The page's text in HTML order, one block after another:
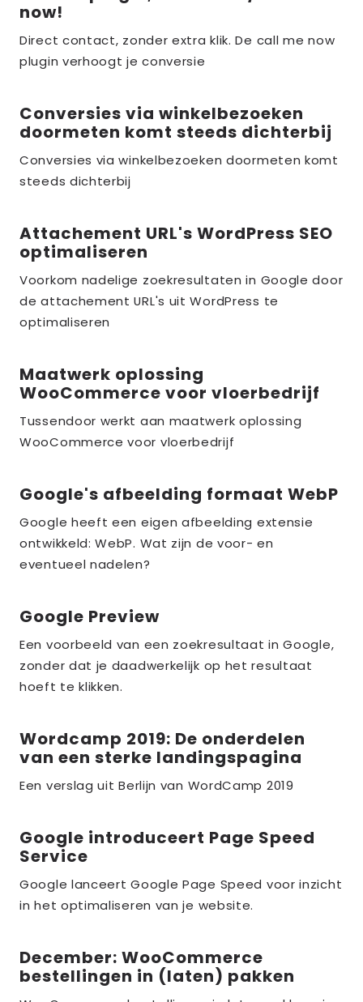
meer
over
the_title;
now!
Direct contact, zonder extra klik. De call me now
plugin verhoogt je conversie
Lees
meer
over
the_title;
Conversies via winkelbezoeken
doormeten komt steeds dichterbij
Conversies via winkelbezoeken doormeten komt
steeds dichterbij
Lees
meer
over
the_title;
Attachement URL's WordPress SEO
optimaliseren
Voorkom nadelige zoekresultaten in Google door
de attachement URL's uit WordPress te
optimaliseren
Lees
meer
over
the_title;
Maatwerk oplossing
WooCommerce voor vloerbedrijf
Tussendoor werkt aan maatwerk oplossing
WooCommerce voor vloerbedrijf
Lees
meer
over
the_title;
Google's afbeelding formaat WebP
Google heeft een eigen afbeelding extensie
ontwikkeld: WebP. Wat zijn de voor- en
eventueel nadelen?
Lees
meer
over
the_title;
Google Preview
Een voorbeeld van een zoekresultaat in Google,
zonder dat je daadwerkelijk op het resultaat
hoeft te klikken.
Lees
meer
over
Wordcamp 2019: De onderdelen
van een sterke landingspagina
Een verslag uit Berlijn van WordCamp 2019
Lees
meer
over
the_title;
Google introduceert Page Speed
Service
Google lanceert Google Page Speed voor inzicht
in het optimaliseren van je website.
Lees
meer
December: WooCommerce
bestellingen in (laten) pakken